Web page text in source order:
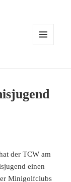
der TCW am
einen
Minigolfclubs